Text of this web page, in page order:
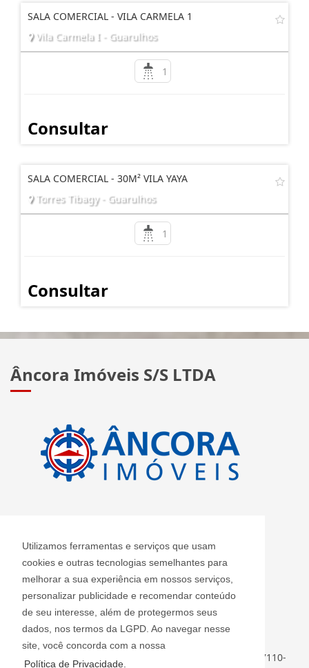
Utilizamos ferramentas e serviços que usam
cookies e outras tecnologias semelhantes para
melhorar a sua experiência em nossos serviços,
personalizar publicidade e recomendar conteúdo
de seu interesse, além de protegermos seus
dados, nos termos da LGPD. Ao navegar nesse
site, você concorda com a nossa
Política de Privacidade.
SALA COMERCIAL - VILA CARMELA 1
Vila Carmela I - Guarulhos
1
Consultar
SALA COMERCIAL - 30M² VILA YAYA
Torres Tibagy - Guarulhos
1
Consultar
Âncora Imóveis S/S LTDA
Informações de Contato
Âncora Imóveis S/S LTDA - J 2420
ancoraimoveis@uol.com.br
(11) 2408-3955
Rua Luiz Faccini, 142 - Centro - Guarulhos - SP - CEP: 07110-